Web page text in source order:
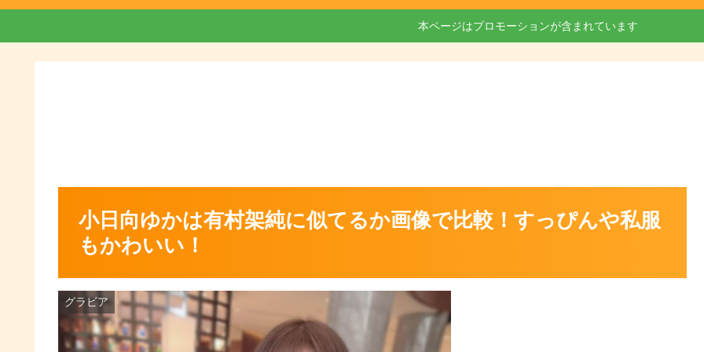
本ページはプロモーションが含まれています
小日向ゆかは有村架純に似てるか画像で比較！すっぴんや私服
もかわいい！
グラビア